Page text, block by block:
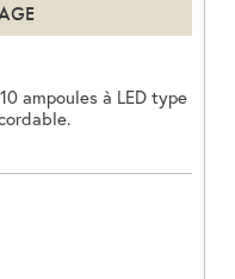
ampoules à LED type